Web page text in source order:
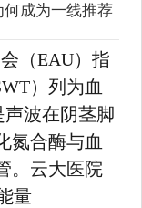
成为一线推荐
（EAU）指
）列为血
声波在阴茎脚
氮合酶与血
。云大医院
量